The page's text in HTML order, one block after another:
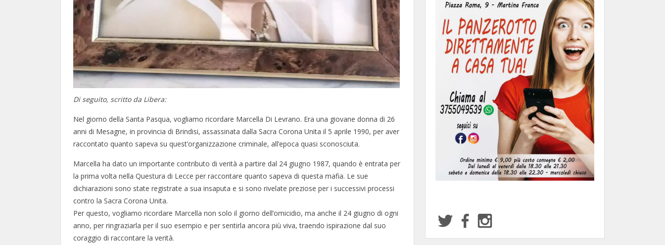
Di seguito, scritto da Libera:
Nel giorno della Santa Pasqua, vogliamo ricordare Marcella Di Levrano. Era una giovane donna di 26
anni di Mesagne, in provincia di Brindisi, assassinata dalla Sacra Corona Unita il 5 aprile 1990, per aver
raccontato quanto sapeva su quest’organizzazione criminale, all’epoca quasi sconosciuta.
Marcella ha dato un importante contributo di verità a partire dal 24 giugno 1987, quando è entrata per
la prima volta nella Questura di Lecce per raccontare quanto sapeva di questa mafia. Le sue
dichiarazioni sono state registrate a sua insaputa e si sono rivelate preziose per i successivi processi
contro la Sacra Corona Unita.
Per questo, vogliamo ricordare Marcella non solo il giorno dell’omicidio, ma anche il 24 giugno di ogni
anno, per ringraziarla per il suo esempio e per sentirla ancora più viva, traendo ispirazione dal suo
coraggio di raccontare la verità.